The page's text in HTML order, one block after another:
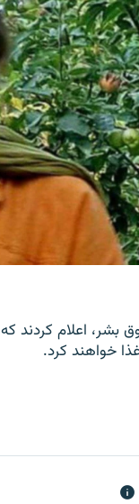
بشر، اعلام
خواهند کرد.